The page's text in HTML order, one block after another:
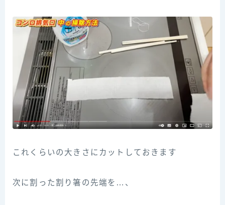
これくらいの大きさにカットしておきます
次に割った割り箸の先端を…、